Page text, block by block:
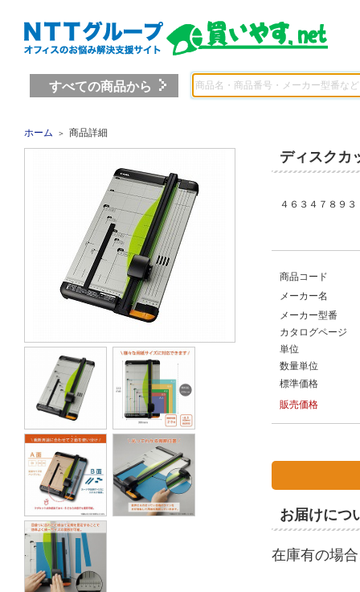
すべての商品から
ホーム ＞ 商品詳細
ディスク
４６３４７８９
商品コード
メーカー名
メーカー型番
カタログページ
単位
数量単位
標準価格
販売価格
お届けにつ
在庫有の場